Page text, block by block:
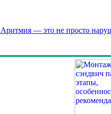
Аритмия — это не просто